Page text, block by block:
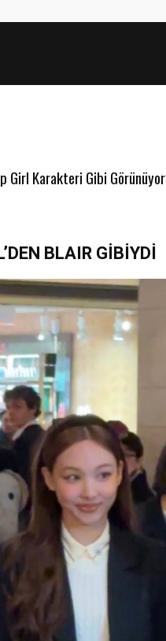
Girl Karakteri Gibi Görünüyor
BLAIR GİBİYDİ